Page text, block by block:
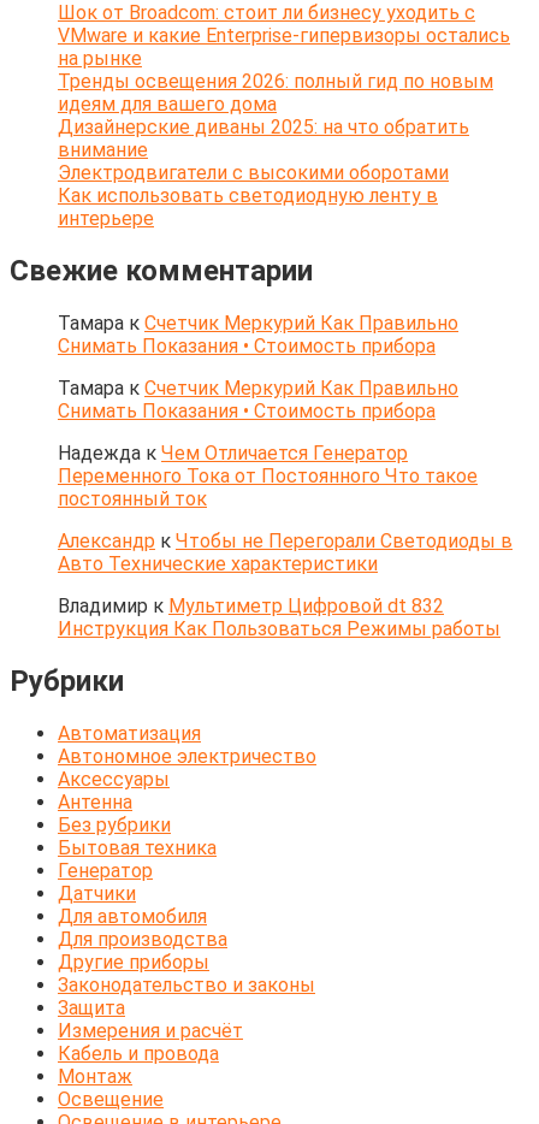
Шок от Broadcom: стоит ли бизнесу уходить с
VMware и какие Enterprise-гипервизоры остались
на рынке
Тренды освещения 2026: полный гид по новым
идеям для вашего дома
Дизайнерские диваны 2025: на что обратить
внимание
Электродвигатели с высокими оборотами
Как использовать светодиодную ленту в
интерьере
Свежие комментарии
Тамара к Счетчик Меркурий Как Правильно
Снимать Показания • Стоимость прибора
Тамара к Счетчик Меркурий Как Правильно
Снимать Показания • Стоимость прибора
Надежда к Чем Отличается Генератор
Переменного Тока от Постоянного Что такое
постоянный ток
Александр к Чтобы не Перегорали Светодиоды в
Авто Технические характеристики
Владимир к Мультиметр Цифровой dt 832
Инструкция Как Пользоваться Режимы работы
Рубрики
Автоматизация
Автономное электричество
Аксессуары
Антенна
Без рубрики
Бытовая техника
Генератор
Датчики
Для автомобиля
Для производства
Другие приборы
Законодательство и законы
Защита
Измерения и расчёт
Кабель и провода
Монтаж
Освещение